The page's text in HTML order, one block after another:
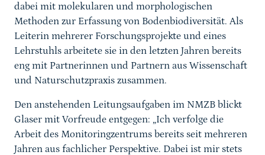
dabei mit molekularen und morphologischen
Methoden zur Erfassung von Bodenbiodiversität. Als
Leiterin mehrerer Forschungsprojekte und eines
Lehrstuhls arbeitete sie in den letzten Jahren bereits
eng mit Partnerinnen und Partnern aus Wissenschaft
und Naturschutzpraxis zusammen.
Den anstehenden Leitungsaufgaben im NMZB blickt
Glaser mit Vorfreude entgegen: „Ich verfolge die
Arbeit des Monitoringzentrums bereits seit mehreren
Jahren aus fachlicher Perspektive. Dabei ist mir stets